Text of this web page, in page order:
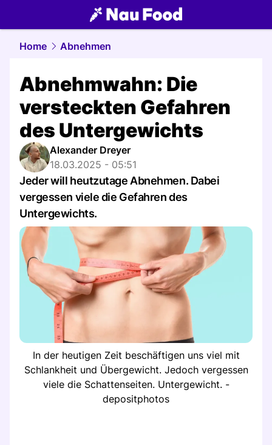
food.NAU.ch
Home Abnehmen
Abnehmwahn: Die
versteckten Gefahren
des Untergewichts
Alexander Dreyer
18.03.2025 - 05:51
Jeder will heutzutage Abnehmen. Dabei
vergessen viele die Gefahren des
Untergewichts.
In der heutigen Zeit beschäftigen uns viel mit
Schlankheit und Übergewicht. Jedoch vergessen
viele die Schattenseiten. Untergewicht. -
depositphotos